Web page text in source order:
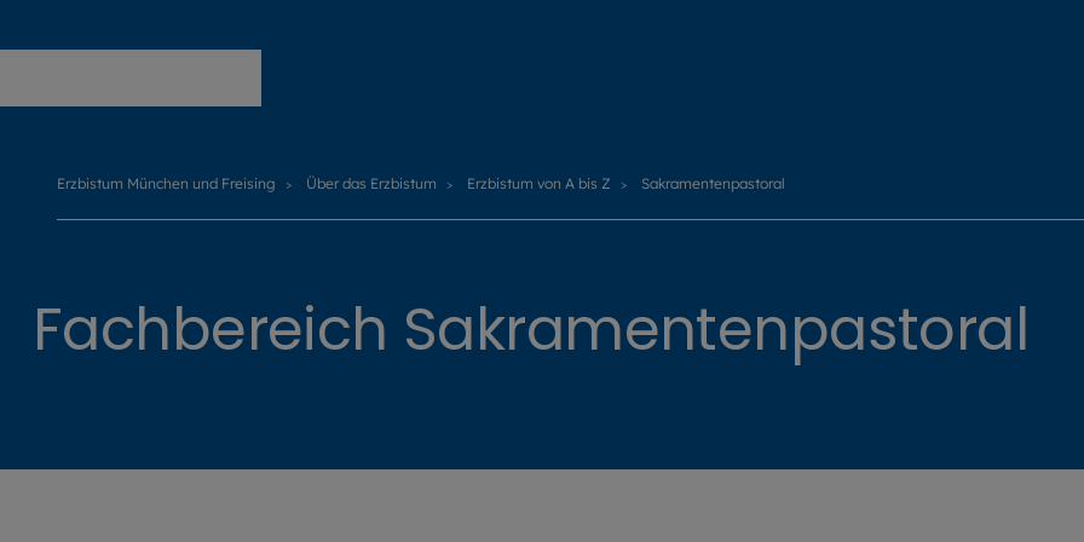
Erzbistum München und Freising Über das Erzbistum Erzbistum von A bis Z Sakramentenpastoral
Fachbereich Sakramentenpastoral